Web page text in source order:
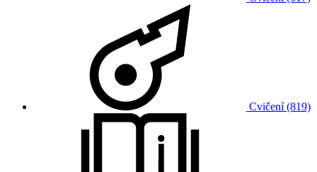
Cvičení (819)